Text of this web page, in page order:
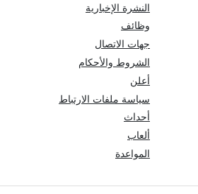
النشرة الإخبارية
وظائف
جهات الاتصال
الشروط والأحكام
أعلن
سياسة ملفات الارتباط
أحداث
ألعاب
المواعدة